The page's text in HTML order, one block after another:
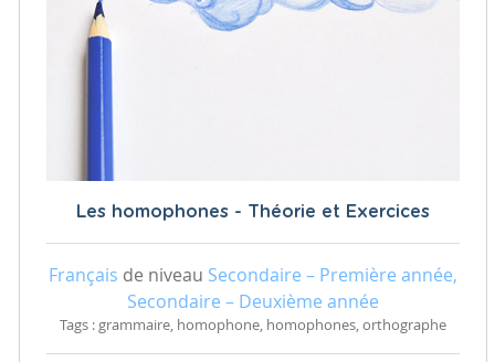
Les homophones - Théorie et Exercices
Français de niveau Secondaire – Première année,
Secondaire – Deuxième année
Tags : grammaire, homophone, homophones, orthographe